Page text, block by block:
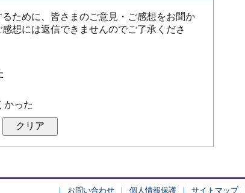
ために、皆さまのご意見・ご感想をお聞か
想には返信できませんのでご了承くださ
かった
お問い合わせ 個人情報保護 サイトマップ